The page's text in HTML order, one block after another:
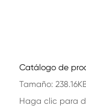
Catálogo de
Tamaño:
Haga clic para